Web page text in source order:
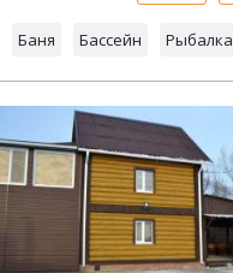
Баня Бассейн Рыбалка